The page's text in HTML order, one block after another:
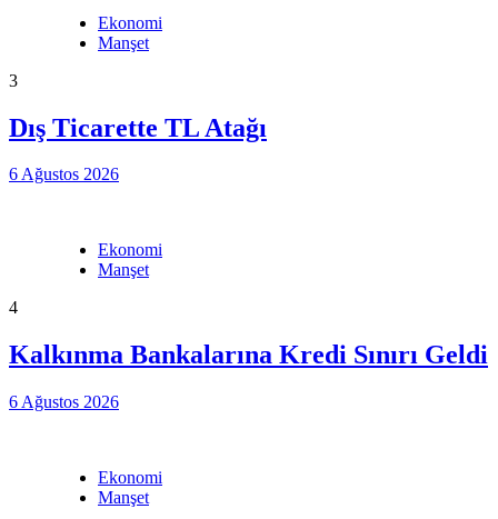
Ekonomi
Manşet
3
Dış Ticarette TL Atağı
6 Ağustos 2026
Ekonomi
Manşet
4
Kalkınma Bankalarına Kredi Sınırı Geldi
6 Ağustos 2026
Ekonomi
Manşet